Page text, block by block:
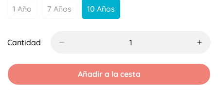
1 AñoVariante
No
7 AñosVariante
No
10 AñosVariante
Cantidad
Añadir a la cesta